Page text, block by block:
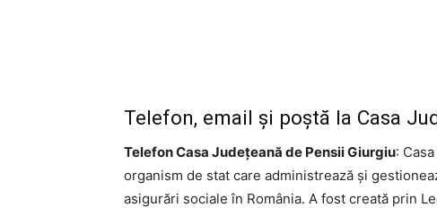
Telefon, email și poștă la Casa
Telefon Casa Județeană de Pensii Giurgiu:
organism de stat care administrează și
asigurări sociale în România. A fost creată prin